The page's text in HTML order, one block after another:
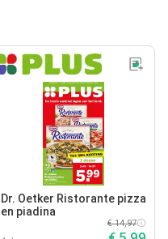
Dr. Oetker Ristorante pizza
en piadina
€ 14,97